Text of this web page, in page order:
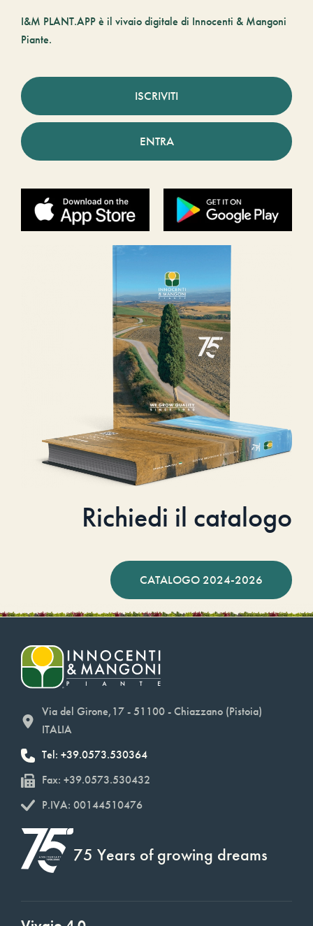
I&M PLANT.APP è il vivaio digitale di Innocenti & Mangoni
Piante.
ISCRIVITI
ENTRA
Richiedi il catalogo
CATALOGO 2024-2026
Via del Girone,17 - 51100 - Chiazzano (Pistoia)
ITALIA
Tel: +39.0573.530364
Fax: +39.0573.530432
P.IVA: 00144510476
75 Years of growing dreams